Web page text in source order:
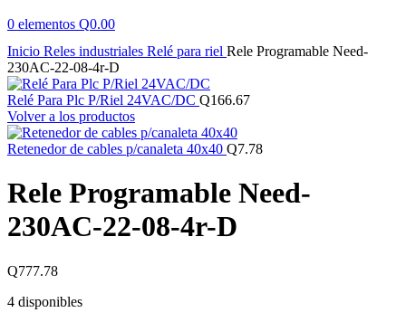
0 elementos Q0.00
Haga Click para agrandar
Inicio Reles industriales Relé para riel Rele Programable Need-
230AC-22-08-4r-D
Relé Para Plc P/Riel 24VAC/DC Q166.67
Volver a los productos
Retenedor de cables p/canaleta 40x40 Q7.78
Rele Programable Need-
230AC-22-08-4r-D
Q777.78
4 disponibles